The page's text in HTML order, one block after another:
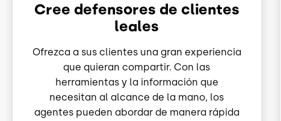
Cree defensores de clientes
leales
Ofrezca a sus clientes una gran experiencia
que quieran compartir. Con las
herramientas y la información que
necesitan al alcance de la mano, los
agentes pueden abordar de manera rápida